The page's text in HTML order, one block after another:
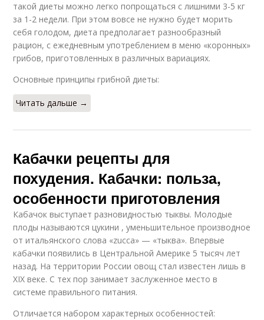
такой диеты можно легко попрощаться с лишними 3-5 кг
за 1-2 недели. При этом вовсе не нужно будет морить
себя голодом, диета предполагает разнообразный
рацион, с ежедневным употреблением в меню «коронных»
грибов, приготовленных в различных вариациях.
Основные принципы грибной диеты:
Читать дальше →
Кабачки рецепты для
похудения. Кабачки: польза,
особенности приготовления
Кабачок выступает разновидностью тыквы. Молодые
плоды называются цукини , уменьшительное производное
от итальянского слова «zucca» — «тыква». Впервые
кабачки появились в Центральной Америке 5 тысяч лет
назад. На территории России овощ стал известен лишь в
XIX веке. С тех пор занимает заслуженное место в
системе правильного питания.
Отличается набором характерных особенностей: